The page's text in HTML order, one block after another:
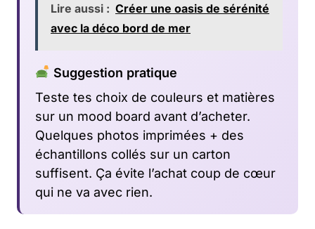
Lire aussi : Créer une oasis de sérénité
avec la déco bord de mer
Suggestion pratique
Teste tes choix de couleurs et matières
sur un mood board avant d’acheter.
Quelques photos imprimées + des
échantillons collés sur un carton
suffisent. Ça évite l’achat coup de cœur
qui ne va avec rien.